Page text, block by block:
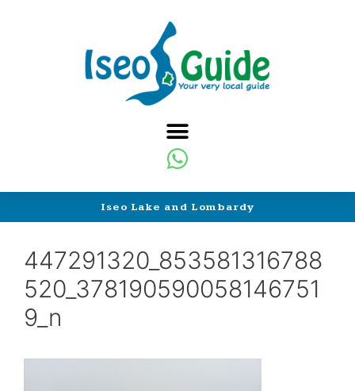
Iseo Lake and Lombardy
447291320_853581316788
520_378190590058146751
9_n